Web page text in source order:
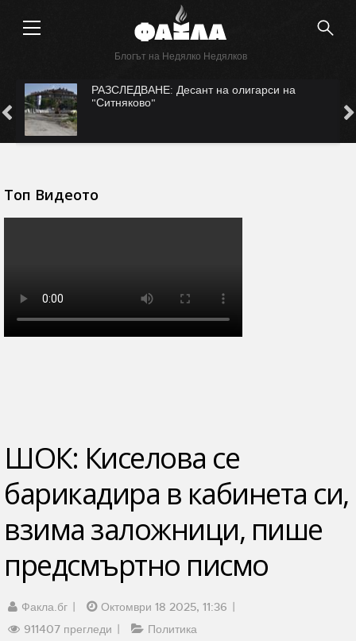
Блогът на Недялко Недялков
РАЗСЛЕДВАНЕ: Десант на олигарси на
"Ситняково"
Топ Видеото
ШОК: Киселова се
барикадира в кабинета си,
взима заложници, пише
предсмъртно писмо
Факла.бг
Октомври 18 2025, 11:36
911407 прегледи
Политика